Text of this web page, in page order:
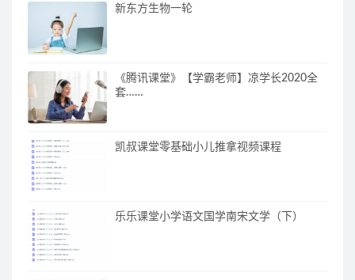
新东方生物一轮
《腾讯课堂》【学霸老师】凉学长2020全
套……
凯叔课堂零基础小儿推拿视频课程
乐乐课堂小学语文国学南宋文学（下）